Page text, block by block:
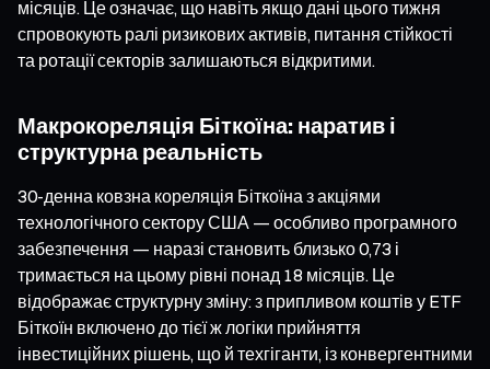
місяців. Це означає, що навіть якщо дані цього тижня
спровокують ралі ризикових активів, питання стійкості
та ротації секторів залишаються відкритими.
Макрокореляція Біткоїна: наратив і
структурна реальність
30-денна ковзна кореляція Біткоїна з акціями
технологічного сектору США — особливо програмного
забезпечення — наразі становить близько 0,73 і
тримається на цьому рівні понад 18 місяців. Це
відображає структурну зміну: з припливом коштів у ETF
Біткоїн включено до тієї ж логіки прийняття
інвестиційних рішень, що й техгіганти, із конвергентними